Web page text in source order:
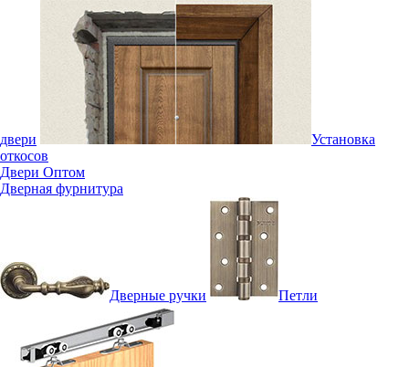
двери
Установка
откосов
Двери Оптом
Дверная фурнитура
Дверные ручки Петли